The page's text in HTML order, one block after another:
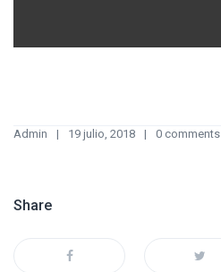
Admin 19 julio, 2018 0 comments
Share